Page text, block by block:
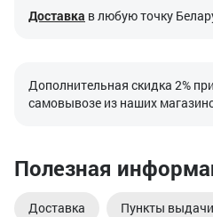
Доставка в любую точку
Дополнительная скидка 2%
самовывозе из наших
Полезная
Доставка Пункты выдачи